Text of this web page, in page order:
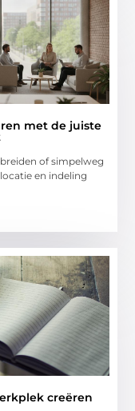
met de juiste
of simpelweg
en indeling
creëren